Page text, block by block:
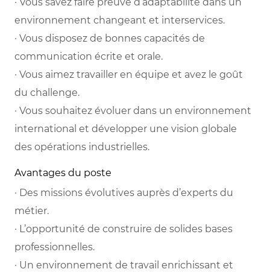
environnement changeant et interservices.
· Vous disposez de bonnes capacités de
communication écrite et orale.
· Vous aimez travailler en équipe et avez le goût
du challenge.
· Vous souhaitez évoluer dans un environnement
international et développer une vision globale
des opérations industrielles.
Avantages du poste
· Des missions évolutives auprès d’experts du
métier.
· L’opportunité de construire de solides bases
professionnelles.
· Un environnement de travail enrichissant et